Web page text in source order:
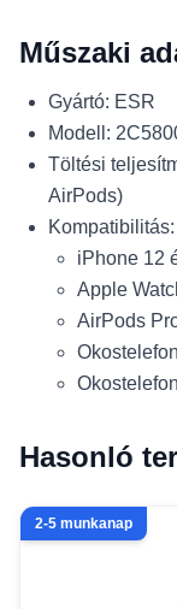
Műszaki
Gyártó: ESR
Modell:
Töltési
AirPods)
Kompatibilitás:
iPhone 12
Apple
AirPods
Hasonló
2-5 munkanap